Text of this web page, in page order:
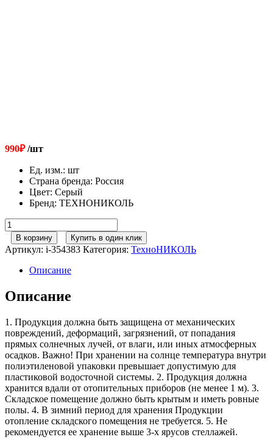
990₽/шт
Ед. изм.: шт
Страна бренда: Россия
Цвет: Серый
Бренд: ТЕХНОНИКОЛЬ
Количество
товара
Колпак
ТехноНИКОЛЬ
серый,
шт.
В корзину Купить в один клик
Артикул: i-354383 Категория: ТехноНИКОЛЬ
Описание
Описание
1. Продукция должна быть защищена от механических
повреждений, деформаций, загрязнений, от попадания
прямых солнечных лучей, от влаги, или иных атмосферных
осадков. Важно! При хранении на солнце температура внутри
полиэтиленовой упаковки превышает допустимую для
пластиковой водосточной системы. 2. Продукция должна
хранится вдали от отопительных приборов (не менее 1 м). 3.
Складское помещение должно быть крытым и иметь ровные
полы. 4. В зимний период для хранения Продукции
отопление складского помещения не требуется. 5. Не
рекомендуется ее хранение выше 3-х ярусов стеллажей.